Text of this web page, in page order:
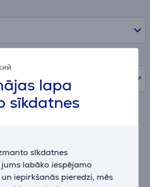
lapa
sīkdatnes
sīkdatnes
labāko iespējamo
iepirkšanās pieredzi, mēs
14 komplekti - Iebūvējama trauku
ir informatīvs un veikts,